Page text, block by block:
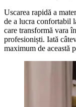
Uscarea rapidă a
de a lucra confortabil
care transformă vara
profesioniști. Iată
maximum de această